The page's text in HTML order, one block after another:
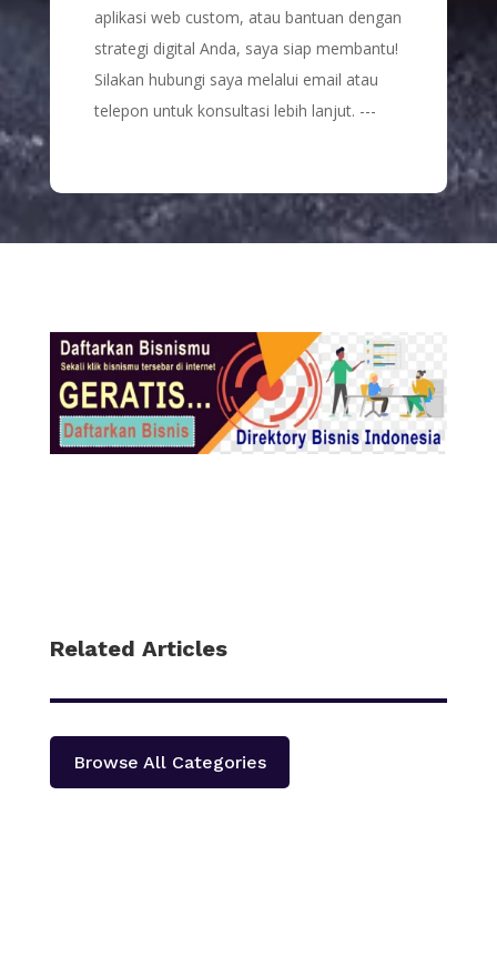
aplikasi web custom, atau bantuan dengan
strategi digital Anda, saya siap membantu!
Silakan hubungi saya melalui email atau
telepon untuk konsultasi lebih lanjut. ---
Related Articles
Browse All Categories